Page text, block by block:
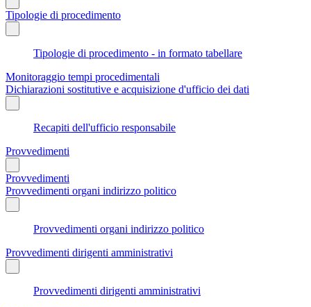
Tipologie di procedimento
Tipologie di procedimento - in formato tabellare
Monitoraggio tempi procedimentali
Dichiarazioni sostitutive e acquisizione d'ufficio dei dati
Recapiti dell'ufficio responsabile
Provvedimenti
Provvedimenti
Provvedimenti organi indirizzo politico
Provvedimenti organi indirizzo politico
Provvedimenti dirigenti amministrativi
Provvedimenti dirigenti amministrativi